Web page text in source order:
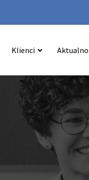
Klienci